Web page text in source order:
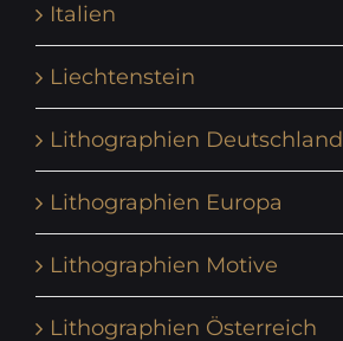
Italien
Liechtenstein
Lithographien Deutschland
Lithographien Europa
Lithographien Motive
Lithographien Österreich